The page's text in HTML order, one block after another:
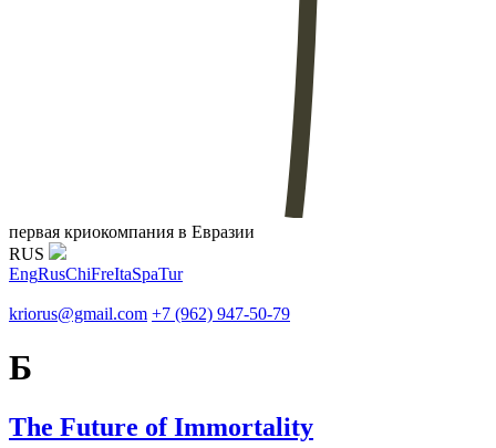
первая криокомпания в Евразии
RUS
EngRusChiFreItaSpaTur
kriorus@gmail.com +7 (962) 947-50-79
Б
The Future of Immortality